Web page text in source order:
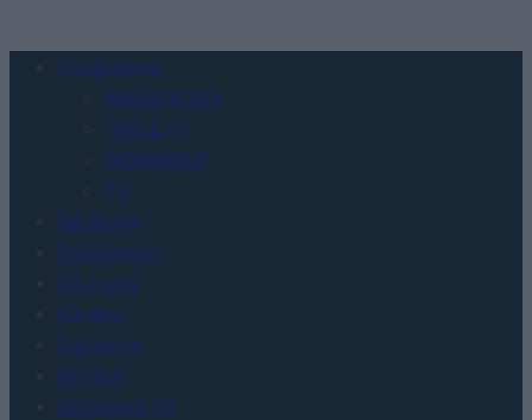
Urządzenia
SMARTFONY
TABLETY
WEARABLE
TV
Recenzje
Porównania
Co kupić
Porady
Promocje
FinTech
Hardware PC